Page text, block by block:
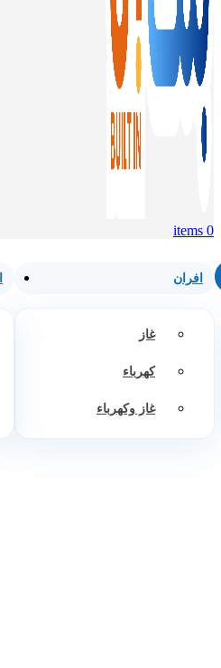
0
items
افران
غاز
كهرباء
غاز وكهرباء